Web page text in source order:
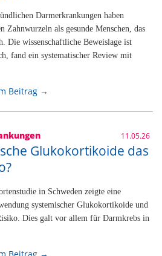
Darmerkrankungen haben
Zahnwurzeln als gesunde Menschen, das
Die wissenschaftliche Beweislage ist
fand ein systematischer Review mit
Beitrag →
11.05.26
Glukokortikoide das
in Schweden zeigte eine
systemischer Glukokortikoide und
Dies galt vor allem für Darmkrebs in
Beitrag →